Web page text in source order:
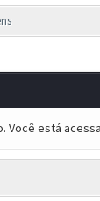
Você está